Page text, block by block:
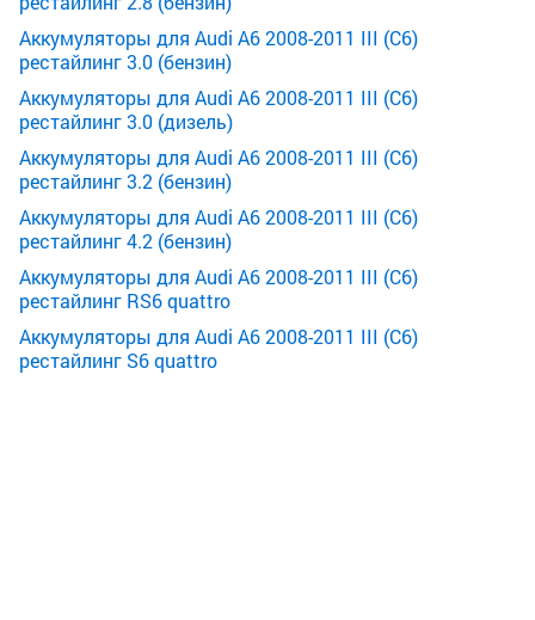
Аккумуляторы для Audi A6 2008-2011 III (C6)
рестайлинг 3.0 (бензин)
Аккумуляторы для Audi A6 2008-2011 III (C6)
рестайлинг 3.0 (дизель)
Аккумуляторы для Audi A6 2008-2011 III (C6)
рестайлинг 3.2 (бензин)
Аккумуляторы для Audi A6 2008-2011 III (C6)
рестайлинг 4.2 (бензин)
Аккумуляторы для Audi A6 2008-2011 III (C6)
рестайлинг RS6 quattro
Аккумуляторы для Audi A6 2008-2011 III (C6)
рестайлинг S6 quattro